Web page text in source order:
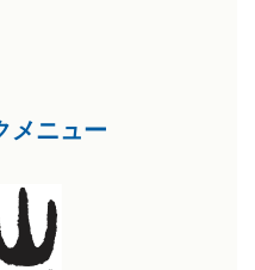
メニュー